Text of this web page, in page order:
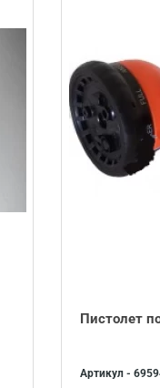
Пистолет
Артикул -